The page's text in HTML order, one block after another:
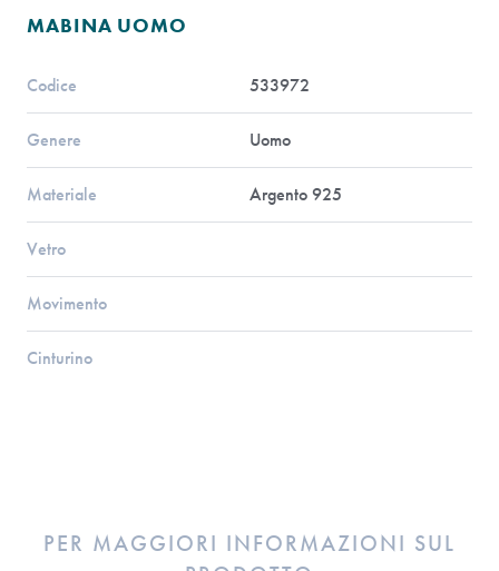
MABINA UOMO
Codice 533972
Genere Uomo
Materiale Argento 925
Vetro
Movimento
Cinturino
PER MAGGIORI INFORMAZIONI SUL